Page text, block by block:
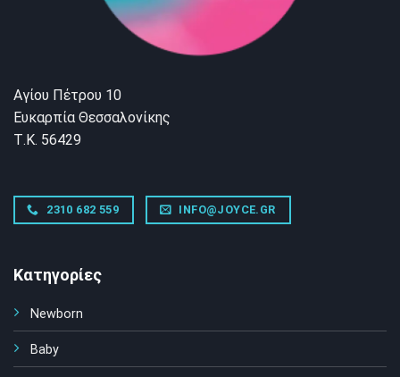
Αγίου Πέτρου 10
Ευκαρπία Θεσσαλονίκης
Τ.Κ. 56429
2310 682 559 INFO@JOYCE.GR
Κατηγορίες
Newborn
Baby